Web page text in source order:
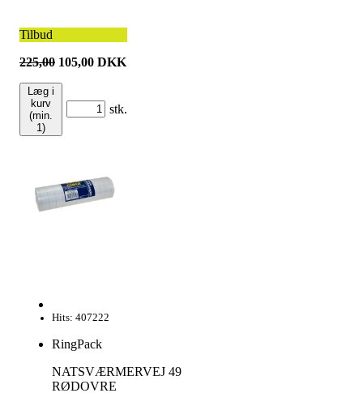
Tilbud
225,00 105,00 DKK
Læg i
kurv
(min.
1)
stk.
Hits: 407222
RingPack
NATSVÆRMERVEJ 49
RØDOVRE